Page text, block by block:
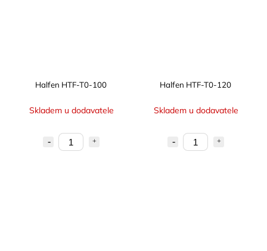
Halfen HTF-T0-100
Skladem u dodavatele
Halfen HTF-T0-120
Skladem u dodavatele